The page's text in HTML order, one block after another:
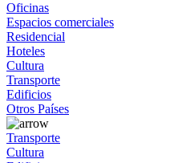
Oficinas
Espacios comerciales
Residencial
Hoteles
Cultura
Transporte
Edificios
Otros Países
Transporte
Cultura